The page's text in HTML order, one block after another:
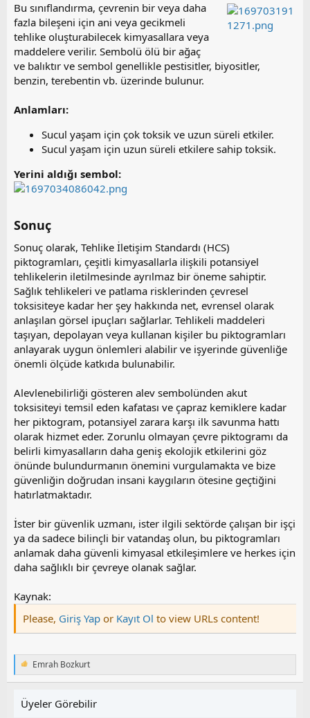
Bu sınıflandırma, çevrenin bir veya daha
fazla bileşeni için ani veya gecikmeli
tehlike oluşturabilecek kimyasallara veya
maddelere verilir. Sembolü ölü bir ağaç
ve balıktır ve sembol genellikle pestisitler, biyositler,
benzin, terebentin vb. üzerinde bulunur.
Anlamları:
Sucul yaşam için çok toksik ve uzun süreli etkiler.
Sucul yaşam için uzun süreli etkilere sahip toksik.
Yerini aldığı sembol:
Sonuç​
Sonuç olarak, Tehlike İletişim Standardı (HCS)
piktogramları, çeşitli kimyasallarla ilişkili potansiyel
tehlikelerin iletilmesinde ayrılmaz bir öneme sahiptir.
Sağlık tehlikeleri ve patlama risklerinden çevresel
toksisiteye kadar her şey hakkında net, evrensel olarak
anlaşılan görsel ipuçları sağlarlar. Tehlikeli maddeleri
taşıyan, depolayan veya kullanan kişiler bu piktogramları
anlayarak uygun önlemleri alabilir ve işyerinde güvenliğe
önemli ölçüde katkıda bulunabilir.
Alevlenebilirliği gösteren alev sembolünden akut
toksisiteyi temsil eden kafatası ve çapraz kemiklere kadar
her piktogram, potansiyel zarara karşı ilk savunma hattı
olarak hizmet eder. Zorunlu olmayan çevre piktogramı da
belirli kimyasalların daha geniş ekolojik etkilerini göz
önünde bulundurmanın önemini vurgulamakta ve bize
güvenliğin doğrudan insani kaygıların ötesine geçtiğini
hatırlatmaktadır.
İster bir güvenlik uzmanı, ister ilgili sektörde çalışan bir işçi
ya da sadece bilinçli bir vatandaş olun, bu piktogramları
anlamak daha güvenli kimyasal etkileşimlere ve herkes için
daha sağlıklı bir çevreye olanak sağlar.
Kaynak:
Please, Giriş Yap or Kayıt Ol to view URLs content!
T
e
k
Emrah Bozkurt
Üyeler Görebilir